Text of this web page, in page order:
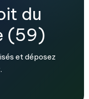
du
(59)
et déposez